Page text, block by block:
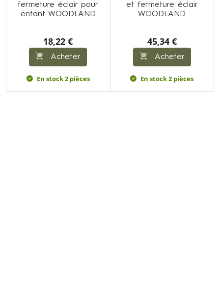
fermeture éclair pour
enfant WOODLAND
18,22 €
Acheter
En stock 2 pièces
et fermeture éclair
WOODLAND
45,34 €
Acheter
En stock 2 pièces